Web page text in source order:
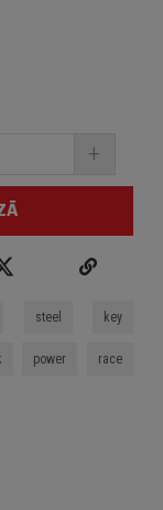
+
steel key
power race